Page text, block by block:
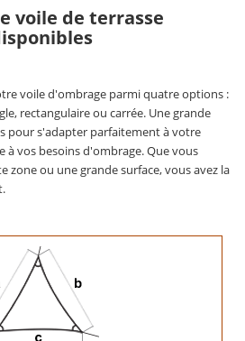
voile de terrasse
voile d'ombrage parmi quatre options :
rectangulaire ou carrée. Une grande
pour s'adapter parfaitement à votre
vos besoins d'ombrage. Que vous
zone ou une grande surface, vous avez la